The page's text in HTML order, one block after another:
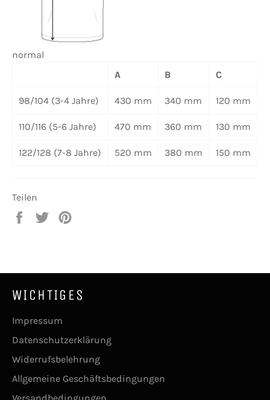
normal
A
B C
98/104 (3-4 Jahre) 430 mm 340 mm 120 mm
110/116 (5-6 Jahre) 470 mm 360 mm 130 mm
122/128 (7-8 Jahre) 520 mm 380 mm 150 mm
Teilen
Auf
Auf
WICHTIGES
Impressum
Datenschutzerklärung
Widerrufsbelehrung
Allgemeine Geschäftsbedingungen